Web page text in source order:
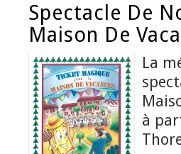
Spectacle De
Maison De
La
à